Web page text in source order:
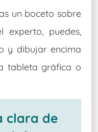
un boceto sobre
puedes,
y dibujar encima
tableta gráfica o
clara de